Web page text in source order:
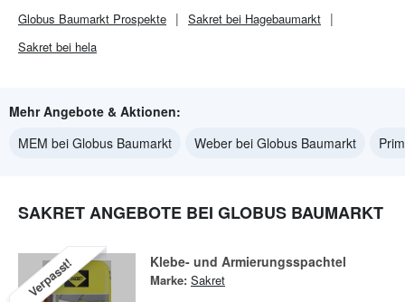
Globus Baumarkt Prospekte
Sakret bei Hagebaumarkt
Sakret bei hela
Mehr Angebote & Aktionen:
MEM bei Globus Baumarkt
Weber bei Globus Baumarkt
SAKRET ANGEBOTE BEI GLOBUS BAUMARKT
Verpasst! Klebe- und Armierungsspachtel
Marke: Sakret